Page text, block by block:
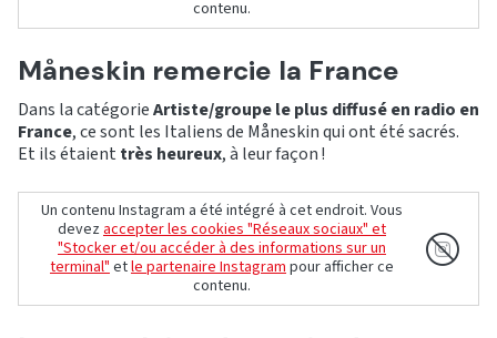
contenu.
Måneskin remercie la France
Dans la catégorieArtiste/groupe le plus diffusé en radio en
France, ce sont les Italiens de Måneskin qui ont été sacrés.
Et ils étaient très heureux, à leur façon !
Un contenu Instagram a été intégré à cet endroit. Vous
devezaccepter les cookies "Réseaux sociaux" et
"Stocker et/ou accéder à des informations sur un
terminal"etle partenaire Instagrampour afficher ce
contenu.